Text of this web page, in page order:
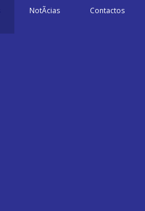
NotÃ­cias Contactos